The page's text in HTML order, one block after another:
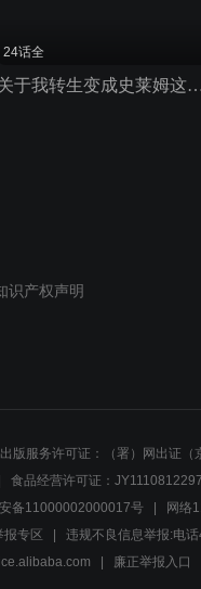
24话全
关于我转生变成史莱姆这档事 第三季
识产权声明
版服务许可证：（署）网出证（
食品经营许可证：
备11000002000017号 网络
专区
违规不良信息举报:电
廉正举报入口